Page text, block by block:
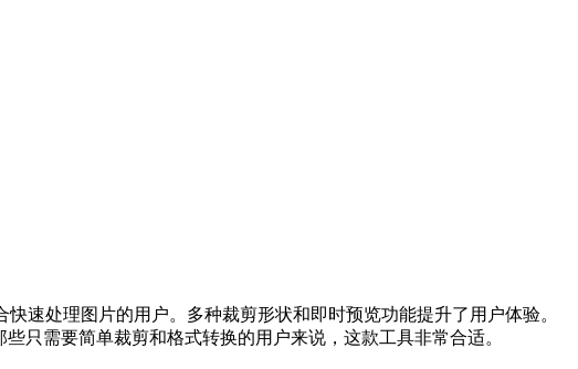
速处理图片的用户。多种裁剪形状和即时预览功能提升了用户体验。
只需要简单裁剪和格式转换的用户来说，这款工具非常合适。